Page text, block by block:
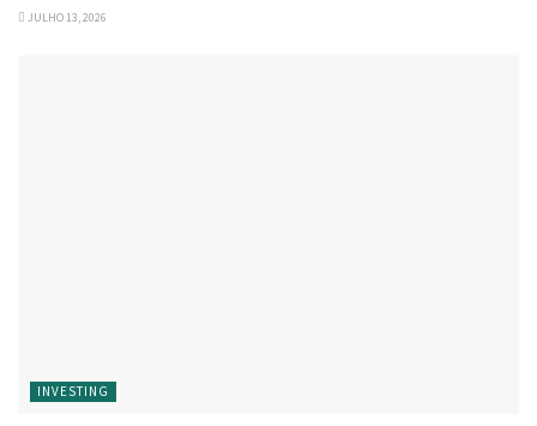
JULHO 13, 2026
INVESTING